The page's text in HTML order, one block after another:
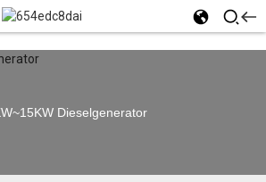
Dieselgenerator